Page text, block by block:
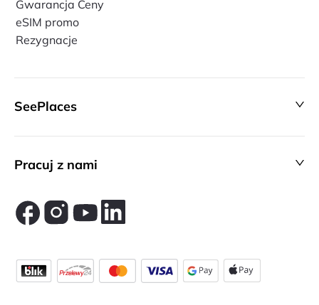
Gwarancja Ceny
eSIM promo
Rezygnacje
SeePlaces
Pracuj z nami